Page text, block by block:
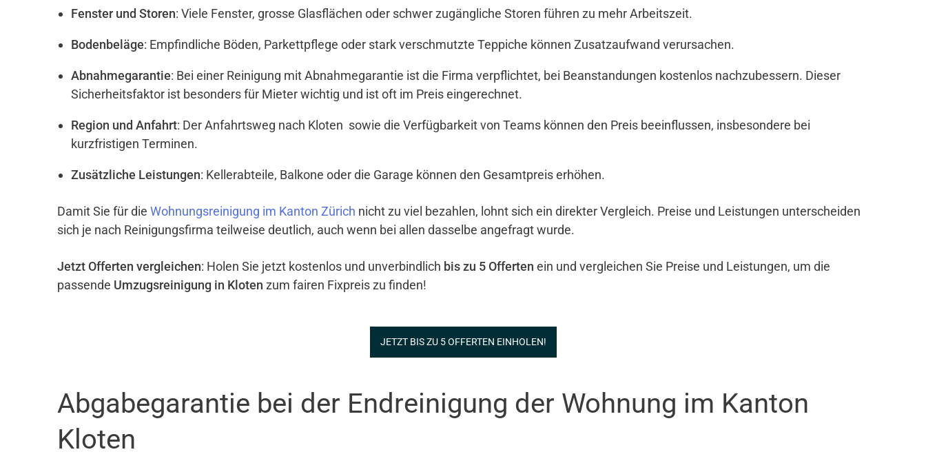
Fenster und Storen: Viele Fenster, grosse Glasflächen oder schwer zugängliche Storen führen zu mehr Arbeitszeit.
Bodenbeläge: Empfindliche Böden, Parkettpflege oder stark verschmutzte Teppiche können Zusatzaufwand verursachen.
Abnahmegarantie: Bei einer Reinigung mit Abnahmegarantie ist die Firma verpflichtet, bei Beanstandungen kostenlos nachzubessern. Dieser
Sicherheitsfaktor ist besonders für Mieter wichtig und ist oft im Preis eingerechnet.
Region und Anfahrt: Der Anfahrtsweg nach Kloten sowie die Verfügbarkeit von Teams können den Preis beeinflussen, insbesondere bei
kurzfristigen Terminen.
Zusätzliche Leistungen: Kellerabteile, Balkone oder die Garage können den Gesamtpreis erhöhen.
Damit Sie für die Wohnungsreinigung im Kanton Zürich nicht zu viel bezahlen, lohnt sich ein direkter Vergleich. Preise und Leistungen unterscheiden
sich je nach Reinigungsfirma teilweise deutlich, auch wenn bei allen dasselbe angefragt wurde.
Jetzt Offerten vergleichen: Holen Sie jetzt kostenlos und unverbindlich bis zu 5 Offerten ein und vergleichen Sie Preise und Leistungen, um die
passende Umzugsreinigung in Kloten zum fairen Fixpreis zu finden!
JETZT BIS ZU 5 OFFERTEN EINHOLEN!
Abgabegarantie bei der Endreinigung der Wohnung im Kanton
Kloten